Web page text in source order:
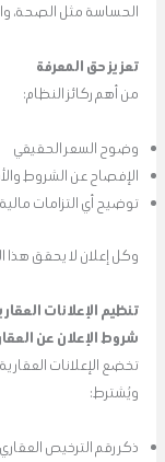
الحساسة مثل الصحة،
تعزيز حق المعرفة
من أهم ركائز النظام:
وضوح السعر الحقيقي
الإفصاح عن الشروط
توضيح أي التزامات
وكل إعلان لا يحقق
تنظيم الإعلانات
شروط الإعلان عن
تخضع الإعلانات
ويُشترط:
ذكر رقم الترخيص العقاري